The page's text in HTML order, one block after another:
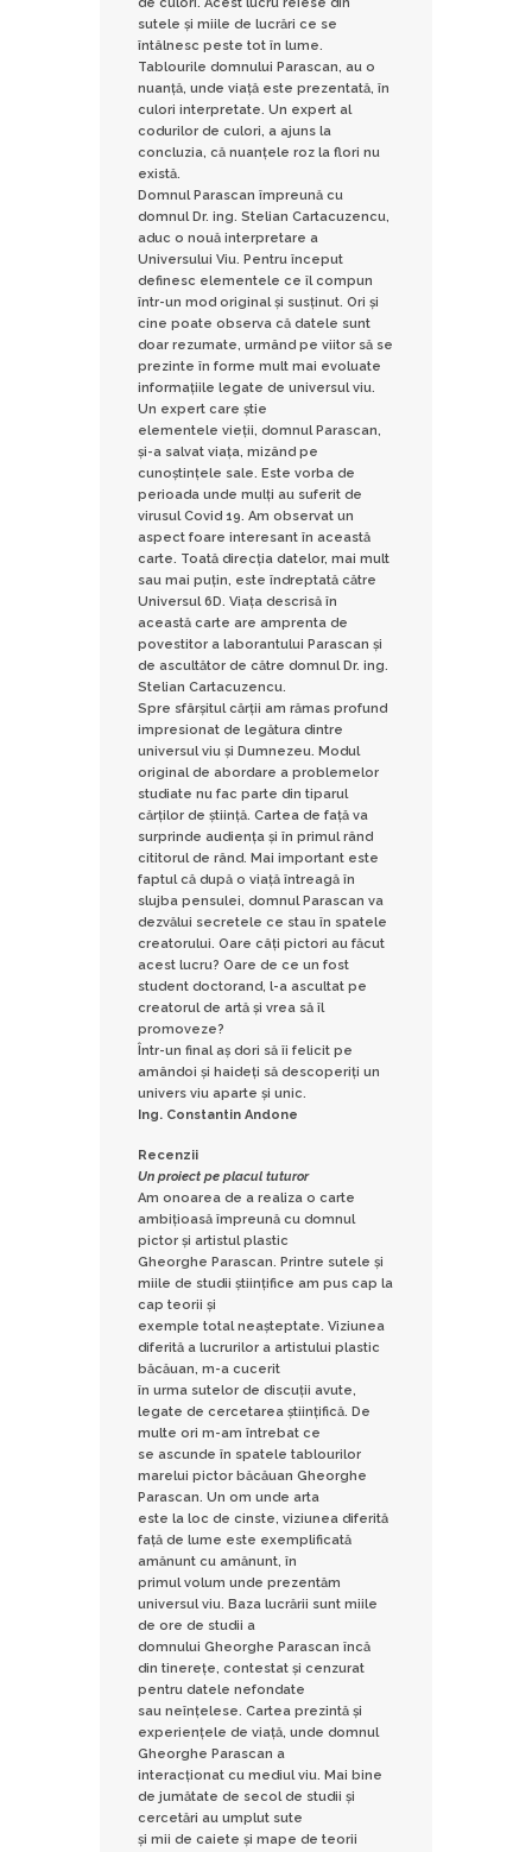
sutele și miile de lucrări ce se
întâlnesc peste tot în lume.
Tablourile domnului Parascan, au o
nuanță, unde viață este prezentată, în
culori interpretate. Un expert al
codurilor de culori, a ajuns la
concluzia, că nuanțele roz la flori nu
există.
Domnul Parascan împreună cu
domnul Dr. ing. Stelian Cartacuzencu,
aduc o nouă interpretare a
Universului Viu. Pentru început
definesc elementele ce îl compun
într-un mod original și susținut. Ori și
cine poate observa că datele sunt
doar rezumate, urmând pe viitor să se
prezinte în forme mult mai evoluate
informațiile legate de universul viu.
Un expert care știe
elementele vieții, domnul Parascan,
și-a salvat viața, mizând pe
cunoștințele sale. Este vorba de
perioada unde mulți au suferit de
virusul Covid 19. Am observat un
aspect foare interesant în această
carte. Toată direcția datelor, mai mult
sau mai puțin, este îndreptată către
Universul 6D. Viața descrisă în
această carte are amprenta de
povestitor a laborantului Parascan și
de ascultător de către domnul Dr. ing.
Stelian Cartacuzencu.
Spre sfârșitul cărții am rămas profund
impresionat de legătura dintre
universul viu și Dumnezeu. Modul
original de abordare a problemelor
studiate nu fac parte din tiparul
cărților de știință. Cartea de față va
surprinde audiența și în primul rând
cititorul de rând. Mai important este
faptul că după o viață întreagă în
slujba pensulei, domnul Parascan va
dezvălui secretele ce stau în spatele
creatorului. Oare câți pictori au făcut
acest lucru? Oare de ce un fost
student doctorand, l-a ascultat pe
creatorul de artă și vrea să îl
promoveze?
Într-un final aș dori să îi felicit pe
amândoi și haideți să descoperiți un
univers viu aparte și unic.
Ing. Constantin Andone
Recenzii
Un proiect pe placul tuturor
Am onoarea de a realiza o carte
ambițioasă împreună cu domnul
pictor și artistul plastic
Gheorghe Parascan. Printre sutele și
miile de studii științifice am pus cap la
cap teorii și
exemple total neașteptate. Viziunea
diferită a lucrurilor a artistului plastic
băcăuan, m-a cucerit
în urma sutelor de discuții avute,
legate de cercetarea științifică. De
multe ori m-am întrebat ce
se ascunde în spatele tablourilor
marelui pictor băcăuan Gheorghe
Parascan. Un om unde arta
este la loc de cinste, viziunea diferită
față de lume este exemplificată
amănunt cu amănunt, în
primul volum unde prezentăm
universul viu. Baza lucrării sunt miile
de ore de studii a
domnului Gheorghe Parascan încă
din tinerețe, contestat și cenzurat
pentru datele nefondate
sau neînțelese. Cartea prezintă și
experiențele de viață, unde domnul
Gheorghe Parascan a
interacționat cu mediul viu. Mai bine
de jumătate de secol de studii și
cercetări au umplut sute
și mii de caiete și mape de teorii